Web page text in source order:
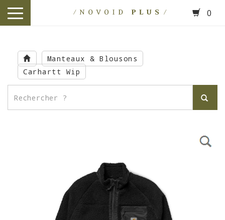
main
content
toggle
0
Manteaux & Blousons
Carhartt Wip